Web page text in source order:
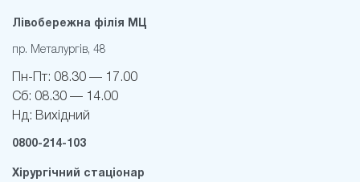
Лівобережна філія МЦ
пр. Металургів, 48
Пн-Пт: 08.30 — 17.00
Сб: 08.30 — 14.00
Нд: Вихідний
0800-214-103
Хірургічний стаціонар